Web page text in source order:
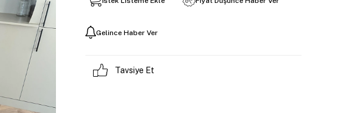
Gelince Haber Ver
Tavsiye Et